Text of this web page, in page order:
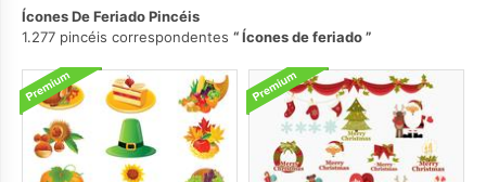
Ícones De Feriado Pincéis
1.277 pincéis correspondentes
Ícones de feriado